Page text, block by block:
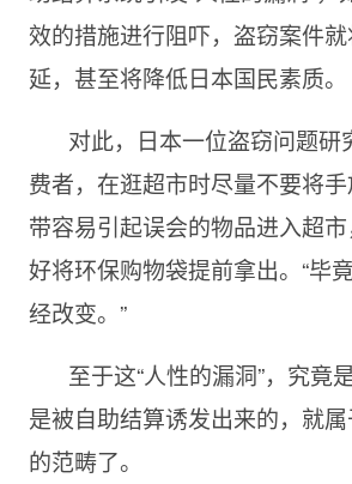
效的措施进行阻吓，盗窃案件
延，甚至将降低日本国民素质。
对此，日本一位盗窃问题研
费者，在逛超市时尽量不要将
带容易引起误会的物品进入超
好将环保购物袋提前拿出。“毕
经改变。”
至于这“人性的漏洞”，究竟
是被自助结算诱发出来的，就
的范畴了。